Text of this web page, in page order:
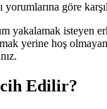
göre
yakalamak isteyen
yerine hoş
Edilir?